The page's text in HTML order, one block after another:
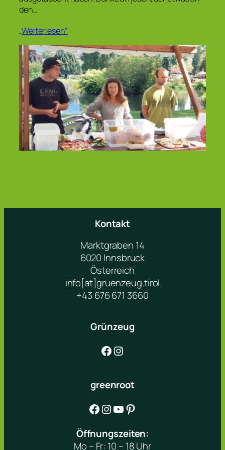
den…
„Weiterlesen“
Kontakt
Marktgraben 14
6020 Innsbruck
Österreich
info[at]gruenzeug.tirol
+43 676 671 3660
Grünzeug
Facebook Instagram
greenroot
Facebook Instagram YouTube Pinterest
Öffnungszeiten:
Mo – Fr: 10 – 18 Uhr